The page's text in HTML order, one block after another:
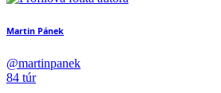
Martin Pánek
@martinpanek
84 túr